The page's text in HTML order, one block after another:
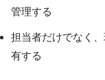
管理する
担当者だけでなく
有する